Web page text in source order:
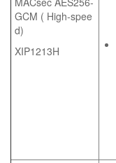
GCM ( High-spee
d)
XIP1213H